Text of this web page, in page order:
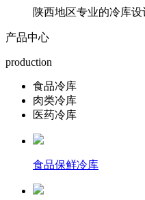
陕西地区专业的冷库
产品中心
production
食品冷库
肉类冷库
医药冷库
食品保鲜冷库